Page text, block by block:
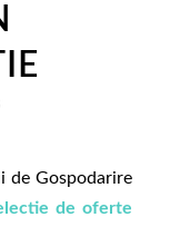
de Gospodarire
de oferte